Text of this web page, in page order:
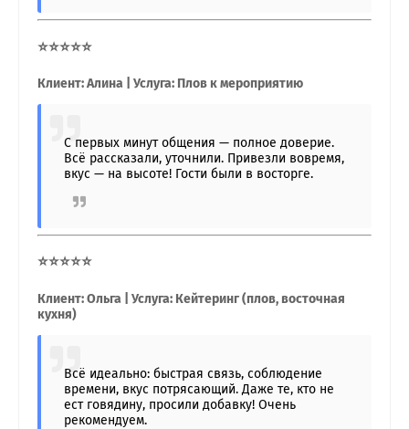
⭐⭐⭐⭐⭐
Клиент: Алина | Услуга: Плов к мероприятию
С первых минут общения — полное доверие.
Всё рассказали, уточнили. Привезли вовремя,
вкус — на высоте! Гости были в восторге.
⭐⭐⭐⭐⭐
Клиент: Ольга | Услуга: Кейтеринг (плов, восточная
кухня)
Всё идеально: быстрая связь, соблюдение
времени, вкус потрясающий. Даже те, кто не
ест говядину, просили добавку! Очень
рекомендуем.